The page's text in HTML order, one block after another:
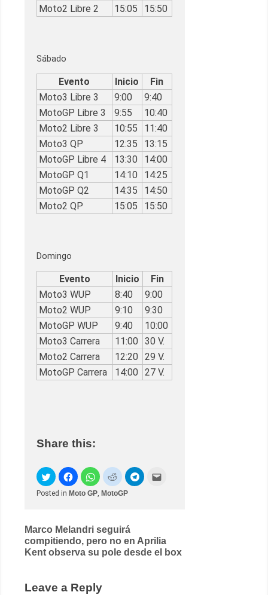
Moto2 Libre 2
15:05 15:50
Sábado
Evento Inicio
Fin
Moto3 Libre 3
9:00
9:40
MotoGP Libre 3
9:55
10:40
Moto2 Libre 3
10:55
11:40
Moto3 QP
12:35
13:15
MotoGP Libre 4
13:30
14:00
MotoGP Q1
14:10
14:25
MotoGP Q2
14:35
14:50
Moto2 QP
15:05 15:50
Domingo
Evento Inicio
Fin
Moto3 WUP
8:40
9:00
Moto2 WUP
9:10
9:30
MotoGP WUP
9:40
10:00
Moto3 Carrera
11:00
30 V.
Moto2 Carrera
12:20
29 V.
MotoGP Carrera
14:00 27 V.
Share this:
Posted in Moto GP, MotoGP
Post
navigation
Marco Melandri seguirá
compitiendo, pero no en Aprilia
Kent observa su pole desde el box
Leave a Reply